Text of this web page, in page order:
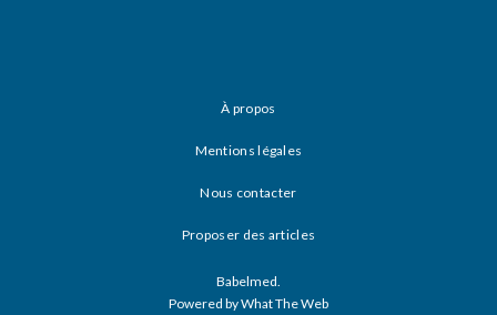
À propos
Mentions légales
Nous contacter
Proposer des articles
Babelmed.
Powered by What The Web